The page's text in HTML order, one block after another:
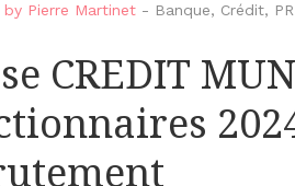
by Pierre Martinet - Banque, Crédit,
CREDIT